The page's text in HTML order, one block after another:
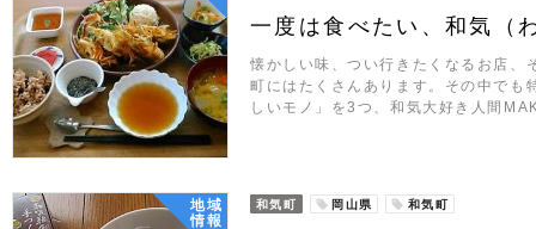
一度は食べたい、和気（
懐かしい味、つい行きたくなるお店、
町にはたくさんあります。その中でも
しいモノ」を3つ、和気大好き人間
地域
情報
和気町 岡山県 和気町